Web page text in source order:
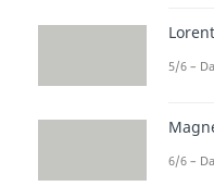
5/6 –
6/6 –